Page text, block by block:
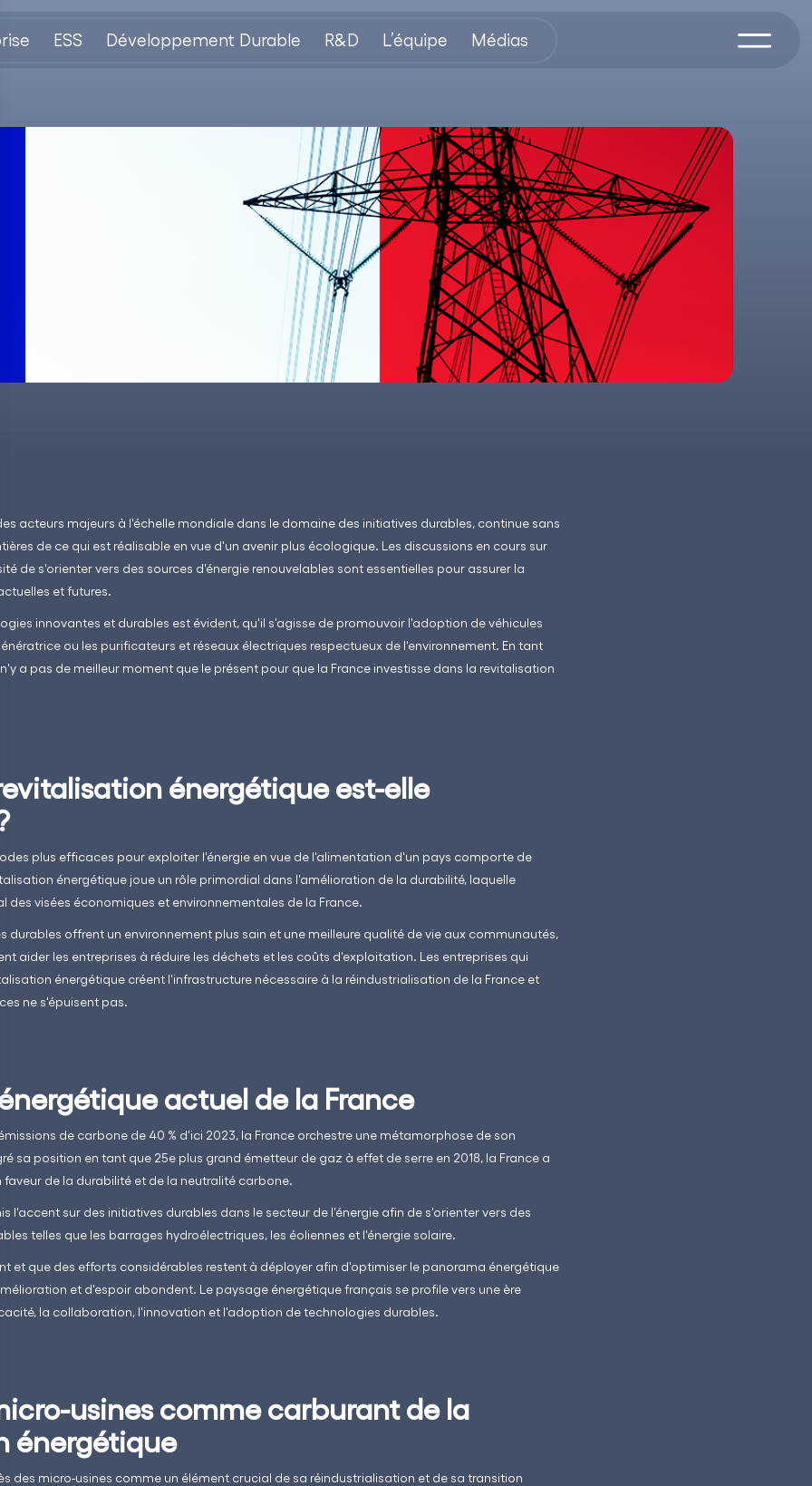
ESS Développement Durable R&D L’équipe Médias
acteurs majeurs à l'échelle mondiale dans le domaine des initiatives durables, continue sans
de ce qui est réalisable en vue d'un avenir plus écologique. Les discussions en cours sur
de s'orienter vers des sources d'énergie renouvelables sont essentielles pour assurer la
et futures.
innovantes et durables est évident, qu'il s'agisse de promouvoir l'adoption de véhicules
ou les purificateurs et réseaux électriques respectueux de l'environnement. En tant
n'y a pas de meilleur moment que le présent pour que la France investisse dans la revitalisation
énergétique est-elle
plus efficaces pour exploiter l'énergie en vue de l'alimentation d'un pays comporte de
énergétique joue un rôle primordial dans l'amélioration de la durabilité, laquelle
des visées économiques et environnementales de la France.
durables offrent un environnement plus sain et une meilleure qualité de vie aux communautés,
aider les entreprises à réduire les déchets et les coûts d'exploitation. Les entreprises qui
énergétique créent l'infrastructure nécessaire à la réindustrialisation de la France et
ne s'épuisent pas.
énergétique actuel de la France
émissions de carbone de 40 % d'ici 2023, la France orchestre une métamorphose de son
sa position en tant que 25e plus grand émetteur de gaz à effet de serre en 2018, la France a
faveur de la durabilité et de la neutralité carbone.
l'accent sur des initiatives durables dans le secteur de l'énergie afin de s'orienter vers des
telles que les barrages hydroélectriques, les éoliennes et l'énergie solaire.
et que des efforts considérables restent à déployer afin d'optimiser le panorama énergétique
et d'espoir abondent. Le paysage énergétique français se profile vers une ère
la collaboration, l'innovation et l'adoption de technologies durables.
usines comme carburant de la
énergétique
des micro-usines comme un élément crucial de sa réindustrialisation et de sa transition